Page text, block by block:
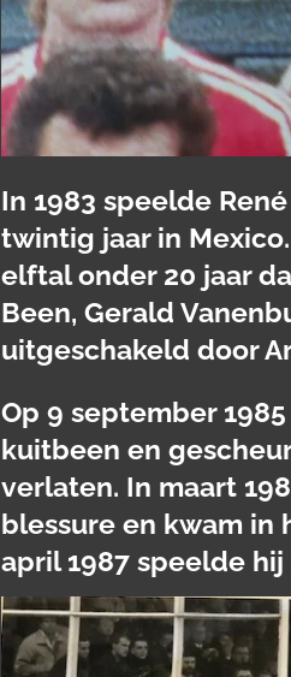
In 1983 speelde
twintig jaar in
elftal onder 20 jaar
Been, Gerald
uitgeschakeld door
Op 9 september
kuitbeen en
verlaten. In maart
blessure en kwam in
april 1987 speelde